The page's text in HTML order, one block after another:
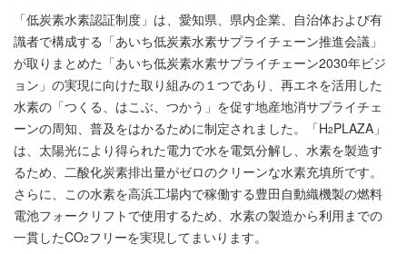
「低炭素水素認証制度」は、愛知県、県内企業、自治体および有
識者で構成する「あいち低炭素水素サプライチェーン推進会議」
が取りまとめた「あいち低炭素水素サプライチェーン2030年ビジ
ョン」の実現に向けた取り組みの１つであり、再エネを活用した
水素の「つくる、はこぶ、つかう」を促す地産地消サプライチェ
ーンの周知、普及をはかるために制定されました。「H2PLAZA」
は、太陽光により得られた電力で水を電気分解し、水素を製造す
るため、二酸化炭素排出量がゼロのクリーンな水素充填所です。
さらに、この水素を高浜工場内で稼働する豊田自動織機製の燃料
電池フォークリフトで使用するため、水素の製造から利用までの
一貫したCO2フリーを実現してまいります。